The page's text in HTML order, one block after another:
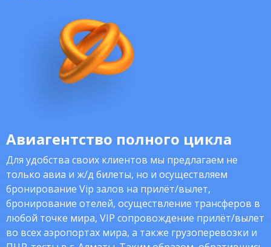
Авиагентство полного цикла
Для удобства своих клиентов мы предлагаем не
только авиа и ж/д билеты, но и осуществляем
бронирование Vip залов на прилёт/вылет,
бронирование отелей, осуществление трансферов в
любой точке мира, VIP сопровождение прилёт/вылет
во всех аэропортах мира, а также грузоперевозки и